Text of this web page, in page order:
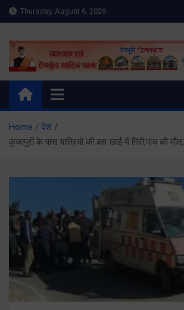
Skip
to
Thursday, August 6, 2026
Meru Raibar |
News | Uttarkashi
meruraibar.com
Home
देश
कुंजापुरी के पास यात्रियों की बस खाई में गिरी,पांच की